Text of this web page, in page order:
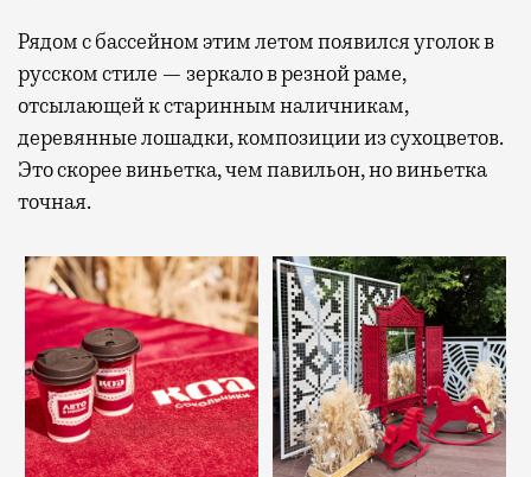
Рядом с бассейном этим летом появился уголок в
русском стиле — зеркало в резной раме,
отсылающей к старинным наличникам,
деревянные лошадки, композиции из сухоцветов.
Это скорее виньетка, чем павильон, но виньетка
точная.